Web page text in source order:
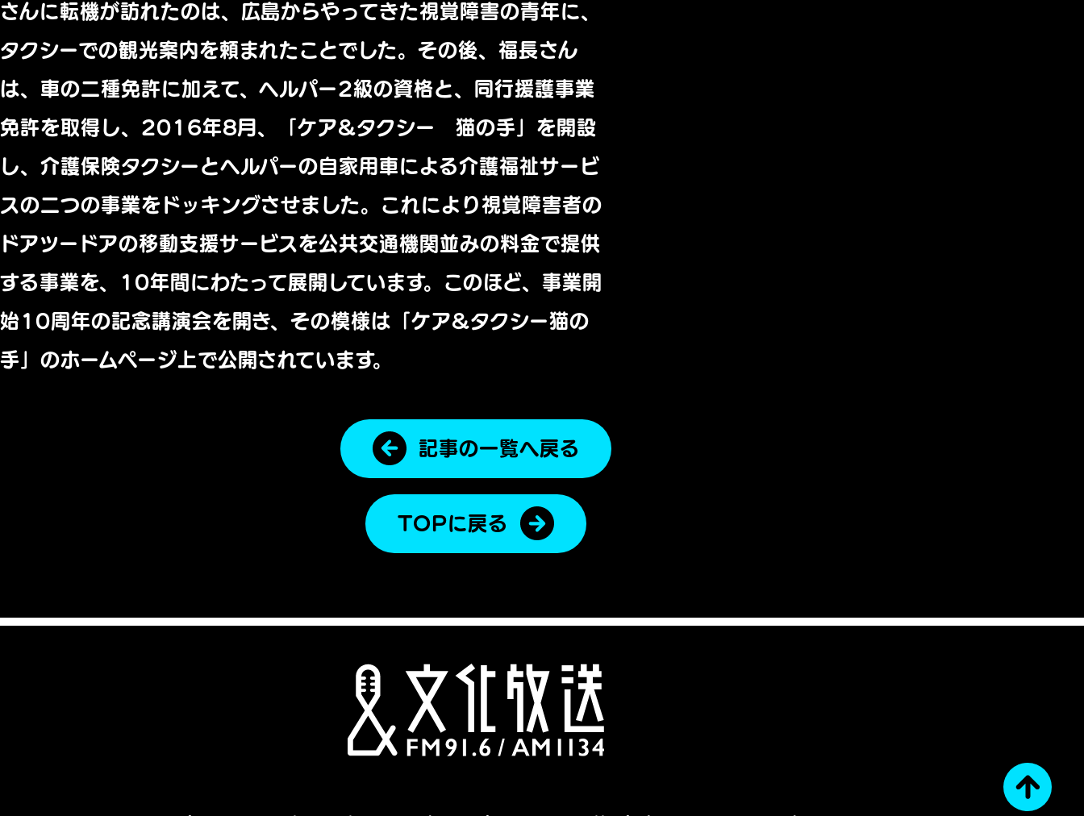
さんに転機が訪れたのは、広島からやってきた視覚障害の青年に、
タクシーでの観光案内を頼まれたことでした。その後、福長さん
は、車の二種免許に加えて、ヘルパー2級の資格と、同行援護事業
免許を取得し、2016年8月、「ケア&タクシー 猫の手」を開設
し、介護保険タクシーとヘルパーの自家用車による介護福祉サービ
スの二つの事業をドッキングさせました。これにより視覚障害者の
ドアツードアの移動支援サービスを公共交通機関並みの料金で提供
する事業を、10年間にわたって展開しています。このほど、事業開
始10周年の記念講演会を開き、その模様は「ケア&タクシー猫の
手」のホームページ上で公開されています。
記事の一覧へ戻る
TOPに戻る